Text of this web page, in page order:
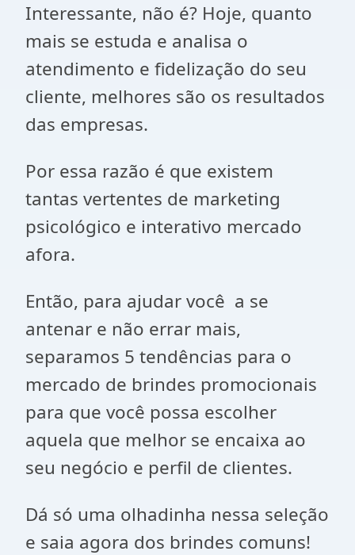
Interessante, não é? Hoje, quanto
mais se estuda e analisa o
atendimento e fidelização do seu
cliente, melhores são os resultados
das empresas.
Por essa razão é que existem
tantas vertentes de marketing
psicológico e interativo mercado
afora.
Então, para ajudar você a se
antenar e não errar mais,
separamos 5 tendências para o
mercado de brindes promocionais
para que você possa escolher
aquela que melhor se encaixa ao
seu negócio e perfil de clientes.
Dá só uma olhadinha nessa seleção
e saia agora dos brindes comuns!